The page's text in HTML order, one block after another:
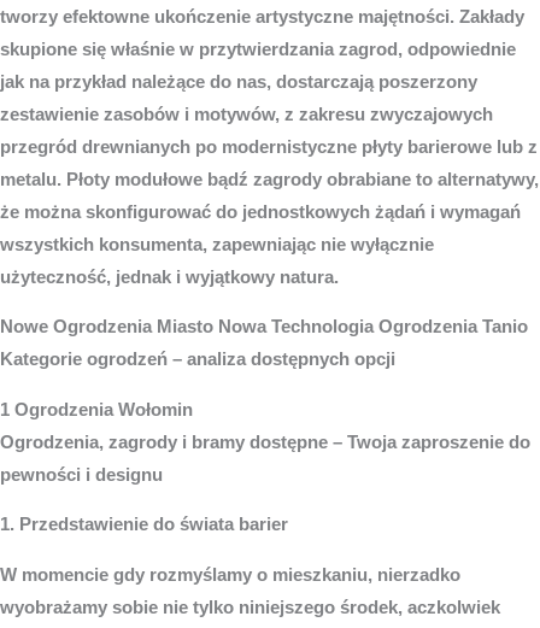
tworzy efektowne ukończenie artystyczne majętności. Zakłady
skupione się właśnie w przytwierdzania zagrod, odpowiednie
jak na przykład należące do nas, dostarczają poszerzony
zestawienie zasobów i motywów, z zakresu zwyczajowych
przegród drewnianych po modernistyczne płyty barierowe lub z
metalu. Płoty modułowe bądź zagrody obrabiane to alternatywy,
że można skonfigurować do jednostkowych żądań i wymagań
wszystkich konsumenta, zapewniając nie wyłącznie
użyteczność, jednak i wyjątkowy natura.
Nowe Ogrodzenia Miasto Nowa Technologia Ogrodzenia Tanio
Kategorie ogrodzeń – analiza dostępnych opcji
1 Ogrodzenia Wołomin
Ogrodzenia, zagrody i bramy dostępne – Twoja zaproszenie do
pewności i designu
1. Przedstawienie do świata barier
W momencie gdy rozmyślamy o mieszkaniu, nierzadko
wyobrażamy sobie nie tylko niniejszego środek, aczkolwiek